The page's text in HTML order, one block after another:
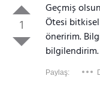
1
Geçmiș
Ötesi
öneririm.
bilgilendirim.
Paylaş: